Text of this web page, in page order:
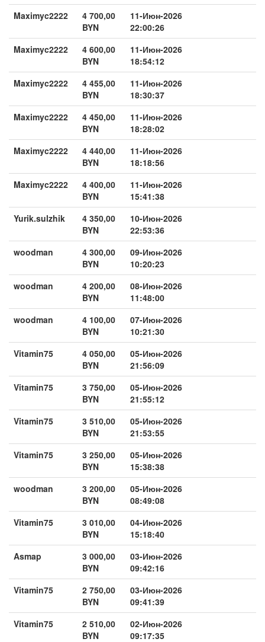
Maximyc2222
4 700,00
BYN
11-Июн-2026
22:00:26
Maximyc2222
4 600,00
BYN
11-Июн-2026
18:54:12
Maximyc2222
4 455,00
BYN
11-Июн-2026
18:30:37
Maximyc2222
4 450,00
BYN
11-Июн-2026
18:28:02
Maximyc2222
4 440,00
BYN
11-Июн-2026
18:18:56
Maximyc2222
4 400,00
BYN
11-Июн-2026
15:41:38
Yurik.sulzhik
4 350,00
BYN
10-Июн-2026
22:53:36
woodman
4 300,00
BYN
09-Июн-2026
10:20:23
woodman
4 200,00
BYN
08-Июн-2026
11:48:00
woodman
4 100,00
BYN
07-Июн-2026
10:21:30
Vitamin75
4 050,00
BYN
05-Июн-2026
21:56:09
Vitamin75
3 750,00
BYN
05-Июн-2026
21:55:12
Vitamin75
3 510,00
BYN
05-Июн-2026
21:53:55
Vitamin75
3 250,00
BYN
05-Июн-2026
15:38:38
woodman
3 200,00
BYN
05-Июн-2026
08:49:08
Vitamin75
3 010,00
BYN
04-Июн-2026
15:18:40
Asmap
3 000,00
BYN
03-Июн-2026
09:42:16
Vitamin75
2 750,00
BYN
03-Июн-2026
09:41:39
Vitamin75
2 510,00
BYN
02-Июн-2026
09:17:35